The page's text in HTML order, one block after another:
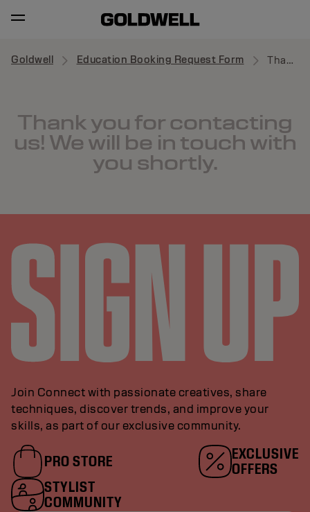
Goldwell Education Booking Request Form Thank you
Thank you for contacting
us! We will be in touch with
you shortly.
Join Connect with passionate creatives, share
techniques, discover trends, and improve your
skills, as part of our exclusive community.
PRO STORE
EXCLUSIVE
OFFERS
STYLIST
COMMUNITY